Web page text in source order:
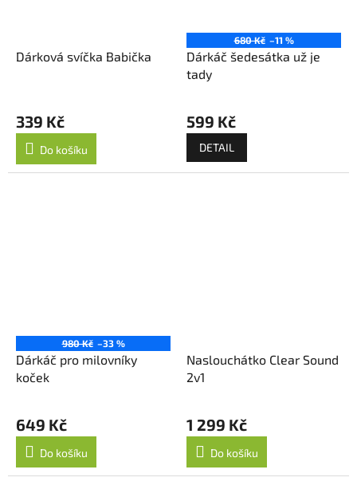
Dárková svíčka Babička
339 Kč
Do košíku
680 Kč –11 %
Dárkáč šedesátka už je
tady
599 Kč
DETAIL
980 Kč –33 %
Dárkáč pro milovníky
koček
649 Kč
Do košíku
Naslouchátko Clear Sound
2v1
1 299 Kč
Do košíku